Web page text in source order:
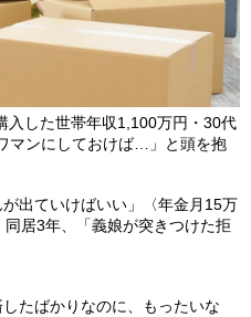
入した世帯年収1,100万円・30代
マンにしておけば…」と頭を抱
が出ていけばいい」〈年金月15万
同居3年、「義娘が突きつけた拒
したばかりなのに、もったいな